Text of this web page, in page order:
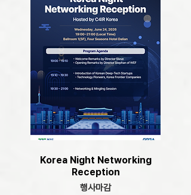
Korea Night Networking
Reception
행사마감